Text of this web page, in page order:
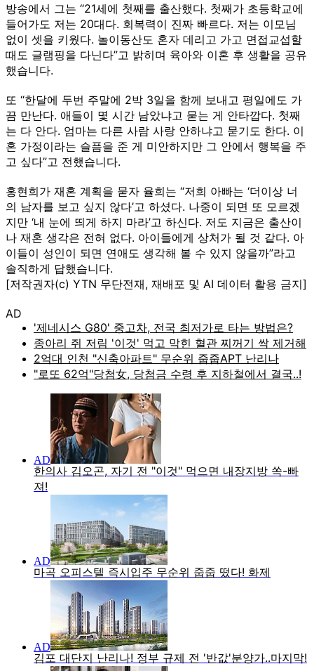
방송에서 그는 “21세에 첫째를 출산했다. 첫째가 초등학교에
들어가도 저는 20대다. 회복력이 진짜 빠르다. 저는 이모님
없이 셋을 키웠다. 놀이동산도 혼자 데리고 가고 면접교섭할
때도 글램핑을 다닌다”고 밝히며 육아와 이혼 후 생활을 공유
했습니다.
또 “한달에 두번 주말에 2박 3일을 함께 보내고 평일에도 가
끔 만난다. 애들이 몇 시간 남았냐고 묻는 게 안타깝다. 첫째
는 다 안다. 엄마는 다른 사람 사랑 안하냐고 묻기도 한다. 이
혼 가정이라는 슬픔을 준 게 미안하지만 그 안에서 행복을 주
고 싶다”고 전했습니다.
홍현희가 재혼 계획을 묻자 율희는 “저희 아빠는 ‘더이상 너
의 남자를 보고 싶지 않다’고 하셨다. 나중이 되면 또 모르겠
지만 ‘내 눈에 띄게 하지 마라’고 하신다. 저도 지금은 출산이
나 재혼 생각은 전혀 없다. 아이들에게 상처가 될 것 같다. 아
이들이 성인이 되면 연애도 생각해 볼 수 있지 않을까”라고
솔직하게 답했습니다.
[저작권자(c) YTN 무단전재, 재배포 및 AI 데이터 활용 금지]
AD